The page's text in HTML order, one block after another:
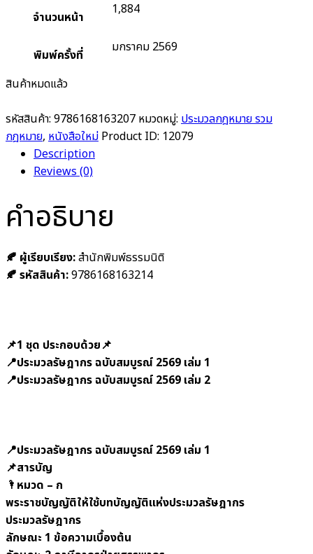
จำนวนหน้า 1,884
พิมพ์ครั้งที่ มกราคม 2569
สินค้าหมดแล้ว
รหัสสินค้า: 9786168163207 หมวดหมู่: ประมวลกฎหมาย รวม
กฎหมาย, หนังสือใหม่ Product ID: 12079
Description
Reviews (0)
คำอธิบาย
🍂 ผู้เรียบเรียง:สำนักพิมพ์ธรรมนิติ
🍂 รหัสสินค้า:9786168163214
📌1 ชุด ประกอบด้วย📌
📍ประมวลรัษฎากร ฉบับสมบูรณ์ 2569 เล่ม 1
📍ประมวลรัษฎากร ฉบับสมบูรณ์ 2569 เล่ม 2
📍ประมวลรัษฎากร ฉบับสมบูรณ์ 2569 เล่ม 1
📌สารบัญ
🌂หมวด – ก
พระราชบัญญัติให้ใช้บทบัญญัติแห่งประมวลรัษฎากร
ประมวลรัษฎากร
ลักษณะ 1 ข้อความเบื้องต้น